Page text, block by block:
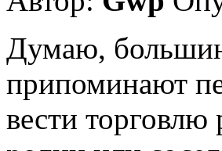
Думаю,
припоминают
вести